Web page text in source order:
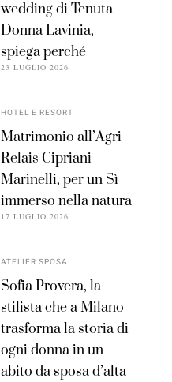
wedding di Tenuta
Donna Lavinia,
spiega perché
23 LUGLIO 2026
HOTEL E RESORT
Matrimonio all’Agri
Relais Cipriani
Marinelli, per un Sì
immerso nella natura
17 LUGLIO 2026
ATELIER SPOSA
Sofia Provera, la
stilista che a Milano
trasforma la storia di
ogni donna in un
abito da sposa d’alta